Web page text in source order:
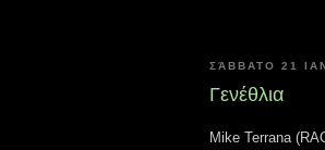
ΣΆΒΒΑΤΟ 21
Γενέθλια
Mike Terrana